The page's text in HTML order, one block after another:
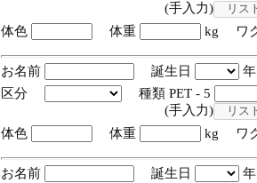
(手入力)
体色
体重 kg ワ
お名前 誕生日
区分
種類 PET - 5
(手入力)
体色
体重 kg ワ
お名前 誕生日